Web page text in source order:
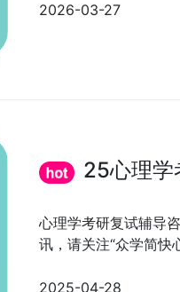
2026-03-27
25心理学
心理学考研复试辅导
讯，请关注“众学简快
2025-04-28